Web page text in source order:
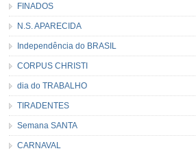
FINADOS
N.S. APARECIDA
Independência do BRASIL
CORPUS CHRISTI
dia do TRABALHO
TIRADENTES
Semana SANTA
CARNAVAL